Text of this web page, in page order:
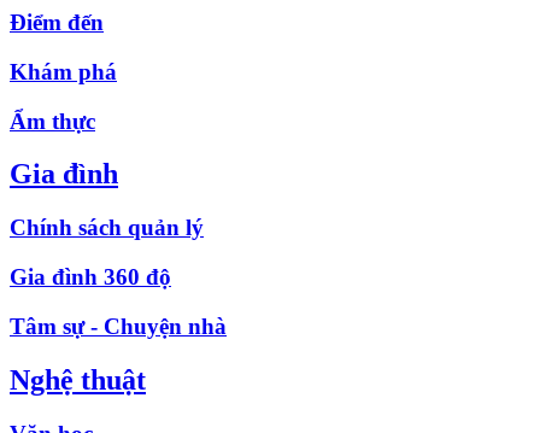
Điểm đến
Khám phá
Ẩm thực
Gia đình
Chính sách quản lý
Gia đình 360 độ
Tâm sự - Chuyện nhà
Nghệ thuật